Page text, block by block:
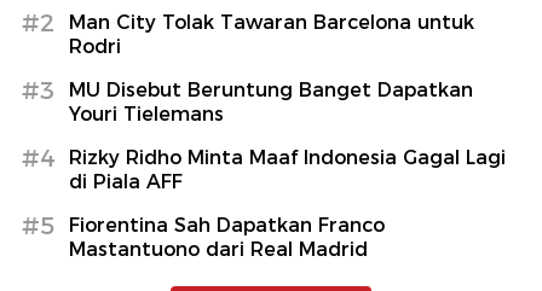
#2
Man City Tolak Tawaran Barcelona untuk
Rodri
#3
MU Disebut Beruntung Banget Dapatkan
Youri Tielemans
#4
Rizky Ridho Minta Maaf Indonesia Gagal Lagi
di Piala AFF
#5
Fiorentina Sah Dapatkan Franco
Mastantuono dari Real Madrid